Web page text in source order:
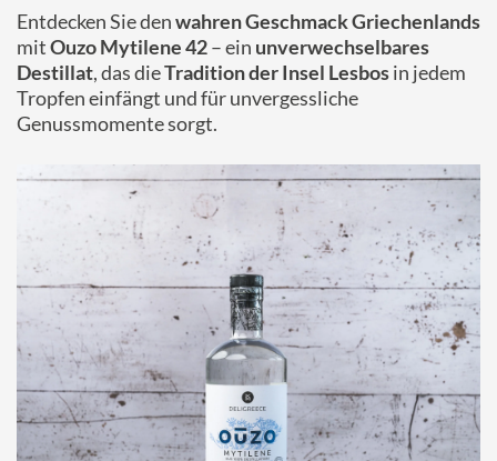
Entdecken Sie denwahren Geschmack Griechenlands
mitOuzo Mytilene 42– ein unverwechselbares
Destillat, das dieTradition der Insel Lesbosin jedem
Tropfen einfängt und für unvergessliche
Genussmomente sorgt.